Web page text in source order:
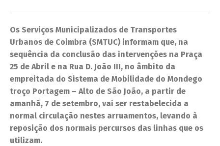
Os Serviços Municipalizados de Transportes
Urbanos de Coimbra (SMTUC) informam que, na
sequência da conclusão das intervenções na Praça
25 de Abril e na Rua D. João III, no âmbito da
empreitada do Sistema de Mobilidade do Mondego
troço Portagem – Alto de São João, a partir de
amanhã, 7 de setembro, vai ser restabelecida a
normal circulação nestes arruamentos, levando à
reposição dos normais percursos das linhas que os
utilizam.